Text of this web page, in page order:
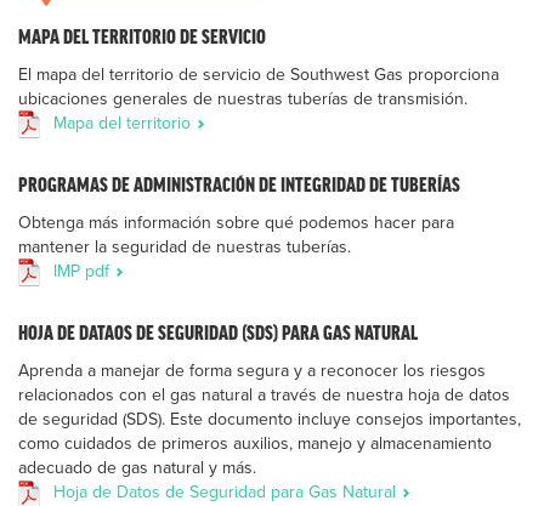
MAPA DEL TERRITORIO DE SERVICIO
El mapa del territorio de servicio de Southwest Gas proporciona
ubicaciones generales de nuestras tuberías de transmisión.
Mapa del territorio
PROGRAMAS DE ADMINISTRACIÓN DE INTEGRIDAD DE TUBERÍAS
Obtenga más información sobre qué podemos hacer para
mantener la seguridad de nuestras tuberías.
IMP pdf
HOJA DE DATAOS DE SEGURIDAD (SDS) PARA GAS NATURAL
Aprenda a manejar de forma segura y a reconocer los riesgos
relacionados con el gas natural a través de nuestra hoja de datos
de seguridad (SDS). Este documento incluye consejos importantes,
como cuidados de primeros auxilios, manejo y almacenamiento
adecuado de gas natural y más.
Hoja de Datos de Seguridad para Gas Natural